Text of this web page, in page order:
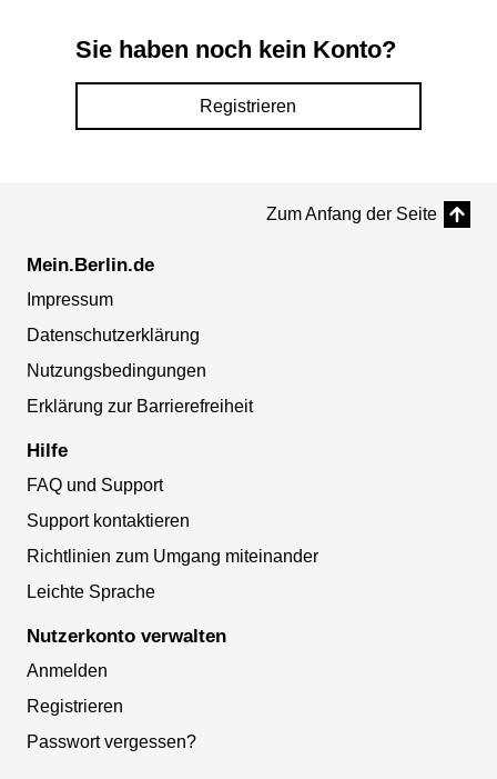
Sie haben noch kein Konto?
Registrieren
Zum Anfang der Seite
Mein.Berlin.de
Impressum
Datenschutzerklärung
Nutzungsbedingungen
Erklärung zur Barrierefreiheit
Hilfe
FAQ und Support
Support kontaktieren
Richtlinien zum Umgang miteinander
Leichte Sprache
Nutzerkonto verwalten
Anmelden
Registrieren
Passwort vergessen?